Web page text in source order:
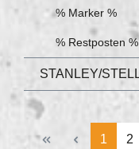
% Marker %
% Restposten %
STANLEY/
Seite
1 2